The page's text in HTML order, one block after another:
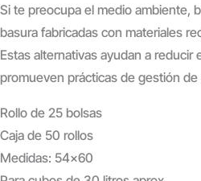
Si te preocupa el medio ambiente,
basura fabricadas con materiales
Estas alternativas ayudan a reducir
promueven prácticas de gestión
Rollo de 25 bolsas
Caja de 50 rollos
Medidas: 54×60